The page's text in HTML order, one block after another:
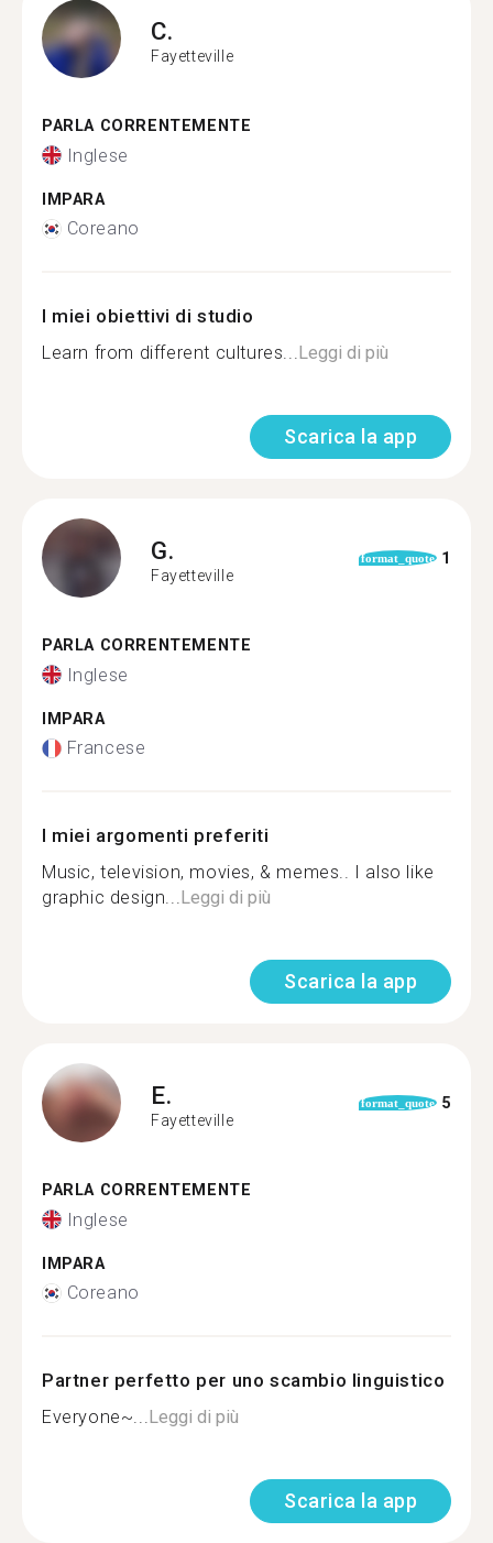
C.
Fayetteville
PARLA CORRENTEMENTE
Inglese
IMPARA
Coreano
I miei obiettivi di studio
Learn from different cultures...Leggi di più
Scarica la app
G.
Fayetteville
format_quote 1
PARLA CORRENTEMENTE
Inglese
IMPARA
Francese
I miei argomenti preferiti
Music, television, movies, & memes.. I also like
graphic design...Leggi di più
Scarica la app
E.
Fayetteville
format_quote 5
PARLA CORRENTEMENTE
Inglese
IMPARA
Coreano
Partner perfetto per uno scambio linguistico
Everyone~...Leggi di più
Scarica la app